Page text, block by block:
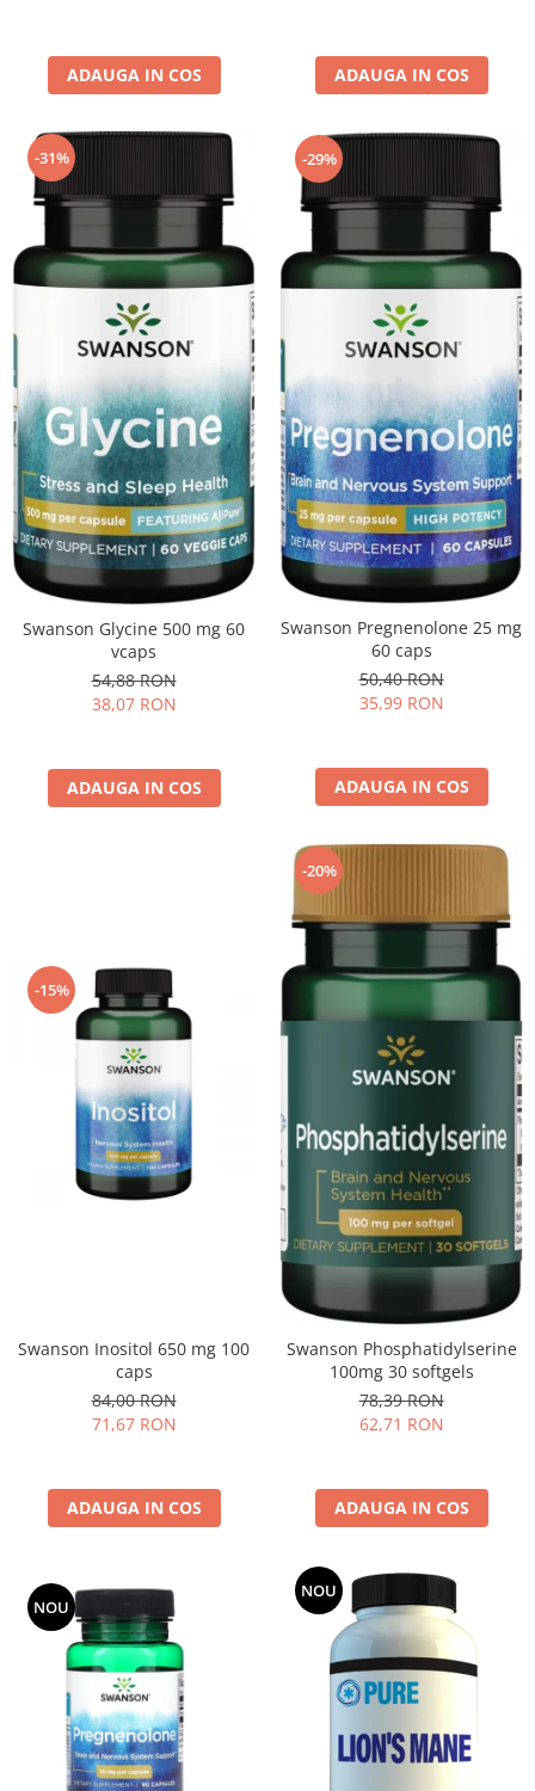
ADAUGA IN COS ADAUGA IN COS
-31%
Swanson Glycine 500 mg 60
vcaps
54,88 RON
38,07 RON
ADAUGA IN COS
-29%
Swanson Pregnenolone 25 mg
60 caps
50,40 RON
35,99 RON
ADAUGA IN COS
-15%
Swanson Inositol 650 mg 100
caps
84,00 RON
71,67 RON
ADAUGA IN COS
-20%
Swanson Phosphatidylserine
100mg 30 softgels
78,39 RON
62,71 RON
ADAUGA IN COS
NOU
NOU